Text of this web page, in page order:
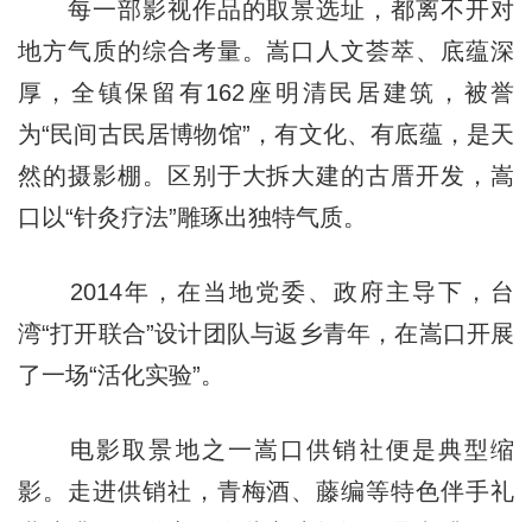
每一部影视作品的取景选址，都离不开对
地方气质的综合考量。嵩口人文荟萃、底蕴深
厚，全镇保留有162座明清民居建筑，被誉
为“民间古民居博物馆”，有文化、有底蕴，是天
然的摄影棚。区别于大拆大建的古厝开发，嵩
口以“针灸疗法”雕琢出独特气质。
2014年，在当地党委、政府主导下，台
湾“打开联合”设计团队与返乡青年，在嵩口开展
了一场“活化实验”。
电影取景地之一嵩口供销社便是典型缩
影。走进供销社，青梅酒、藤编等特色伴手礼